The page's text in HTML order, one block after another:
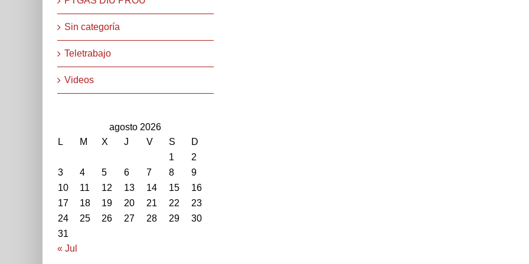
Sin categoría
Teletrabajo
Videos
agosto 2026
L
M X J V S
D
1
2
3
4 5 6 7 8
9
10
11 12 13 14 15
16
17
18 19 20 21 22
23
24
25 26 27 28 29
30
31
« Jul